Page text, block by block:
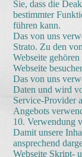
Sie, dass die
bestimmter
führen kann.
Das von uns
Strato. Zu den
Webseite
Webseite
Das von uns
Daten und wird
Service-Provider
Angebots
10. Verwendung
Damit unsere
ansprechend
Webseite Skript-